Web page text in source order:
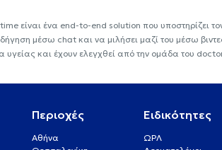
είναι ένα end-to-end solution που υποστηρίζει
μέσω chat και να μιλήσει μαζί του μέσω
υγείας και έχουν ελεγχθεί από την ομάδα του
Περιοχές
Αθήνα
Ειδικότητες
ΩΡΛ